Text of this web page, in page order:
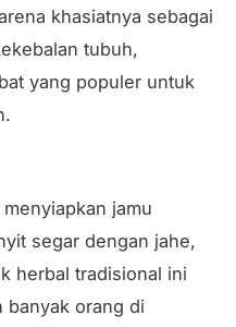
khasiatnya sebagai
tubuh,
yang populer untuk
jamu
segar dengan jahe,
herbal tradisional ini
banyak orang di